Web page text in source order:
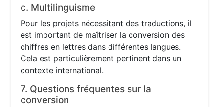
c. Multilinguisme
Pour les projets nécessitant des traductions, il
est important de maîtriser la conversion des
chiffres en lettres dans différentes langues.
Cela est particulièrement pertinent dans un
contexte international.
7. Questions fréquentes sur la
conversion